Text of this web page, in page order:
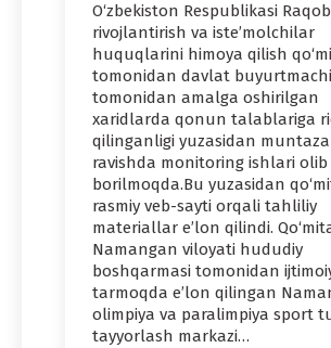
O‘zbekiston Respublikasi
rivojlantirish va iste’molchilar
huquqlarini himoya qilish
tomonidan davlat
tomonidan amalga oshirilgan
xaridlarda qonun talablariga
qilinganligi yuzasidan
ravishda monitoring ishlari olib
borilmoqda.Bu yuzasidan
rasmiy veb-sayti orqali tahliliy
materiallar e’lon qilindi.
Namangan viloyati hududiy
boshqarmasi tomonidan
tarmoqda e’lon qilingan
olimpiya va paralimpiya sport
tayyorlash markazi…